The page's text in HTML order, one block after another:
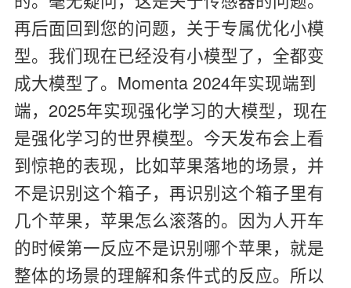
再后面回到您的问题，关于专属优化小模
型。我们现在已经没有小模型了，全都变
成大模型了。Momenta 2024年实现端到
端，2025年实现强化学习的大模型，现在
是强化学习的世界模型。今天发布会上看
到惊艳的表现，比如苹果落地的场景，并
不是识别这个箱子，再识别这个箱子里有
几个苹果，苹果怎么滚落的。因为人开车
的时候第一反应不是识别哪个苹果，就是
整体的场景的理解和条件式的反应。所以